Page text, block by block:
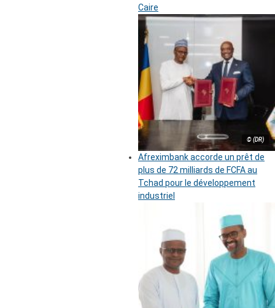
Caire
© (DR)
Afreximbank accorde un prêt de
plus de 72 milliards de FCFA au
Tchad pour le développement
industriel